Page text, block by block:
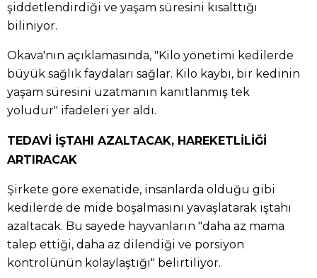
şiddetlendirdiği ve yaşam süresini kısalttığı
biliniyor.
Okava'nın açıklamasında, "Kilo yönetimi kedilerde
büyük sağlık faydaları sağlar. Kilo kaybı, bir kedinin
yaşam süresini uzatmanın kanıtlanmış tek
yoludur" ifadeleri yer aldı.
TEDAVİ İŞTAHI AZALTACAK, HAREKETLİLİĞİ
ARTIRACAK
Şirkete göre exenatide, insanlarda olduğu gibi
kedilerde de mide boşalmasını yavaşlatarak iştahı
azaltacak. Bu sayede hayvanların "daha az mama
talep ettiği, daha az dilendiği ve porsiyon
kontrolünün kolaylaştığı" belirtiliyor.